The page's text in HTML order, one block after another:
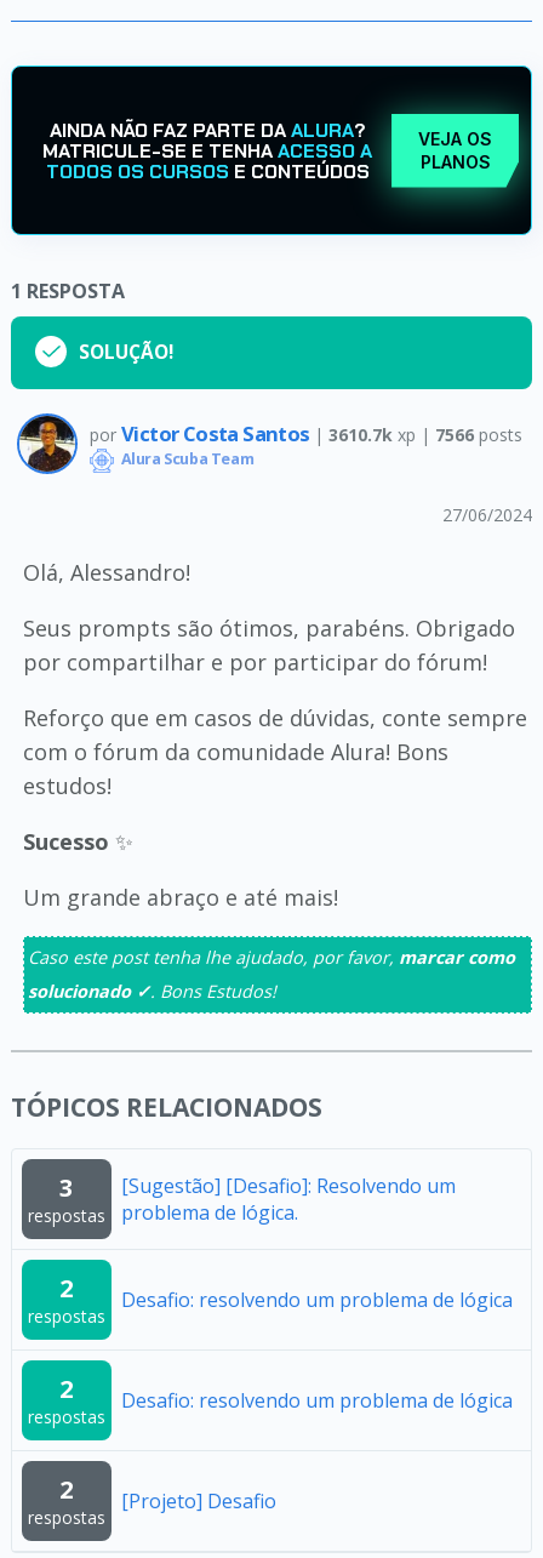
AINDA NÃO FAZ PARTE DAALURA?
MATRICULE-SE E TENHAACESSO A
TODOS OS CURSOS E CONTEÚDOS
VEJA OS
PLANOS
1 RESPOSTA
SOLUÇÃO!
por Victor Costa Santos | 3610.7k xp | 7566posts
Alura Scuba Team
27/06/2024
Olá, Alessandro!
Seus prompts são ótimos, parabéns. Obrigado
por compartilhar e por participar do fórum!
Reforço que em casos de dúvidas, conte sempre
com o fórum da comunidade Alura! Bons
estudos!
Sucesso ✨
Um grande abraço e até mais!
Caso este post tenha lhe ajudado, por favor, marcar como
solucionado ✓. Bons Estudos!
TÓPICOS RELACIONADOS
3
respostas
[Sugestão] [Desafio]: Resolvendo um
problema de lógica.
2
respostas
Desafio: resolvendo um problema de lógica
2
respostas
Desafio: resolvendo um problema de lógica
2
respostas
[Projeto] Desafio